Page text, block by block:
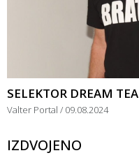
SELEKTOR DREAM
Valter Portal 09.08.2024
IZDVOJENO